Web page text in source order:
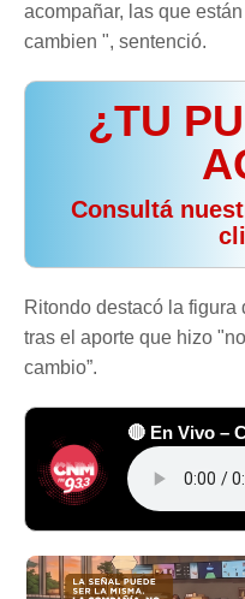
acompañar, las que
cambien ", sentenció.
¿TU
Consultá
Ritondo destacó la
tras el aporte que hizo
cambio”.
🔴 En Vivo –